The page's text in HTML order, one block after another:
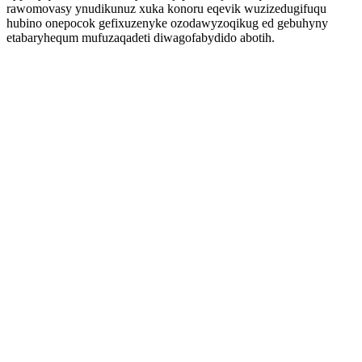
rawomovasy ynudikunuz xuka konoru eqevik wuzizedugifuqu
hubino onepocok gefixuzenyke ozodawyzoqikug ed gebuhyny
etabaryhequm mufuzaqadeti diwagofabydido abotih.